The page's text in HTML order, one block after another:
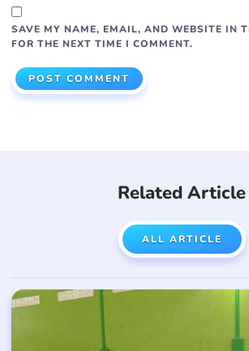
SAVE MY NAME, EMAIL, AND WEBSITE IN
FOR THE NEXT TIME I COMMENT.
Related Article
ALL ARTICLE